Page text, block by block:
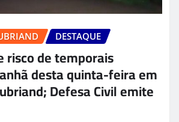
DESTAQUE
risco de temporais
desta quinta-feira em
Defesa Civil emite